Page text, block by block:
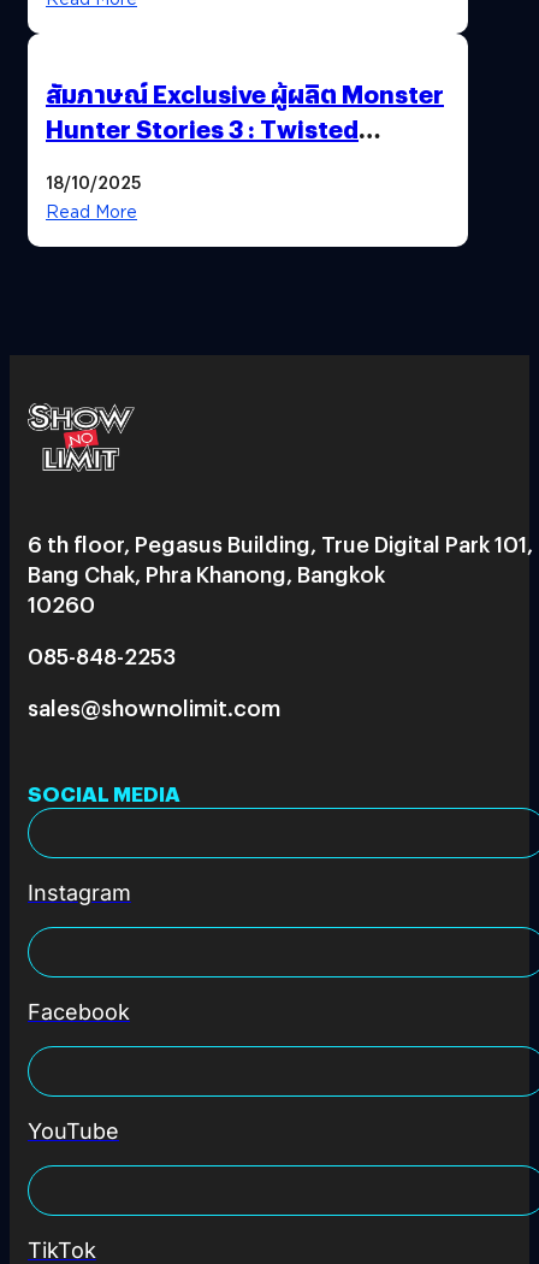
สัมภาษณ์ Exclusive ผู้ผลิต Monster
Hunter Stories 3 : Twisted
สวยฉ่ำ !
18/10/2025
Read More
6 th floor, Pegasus Building, True Digital Park 101,
Bang Chak, Phra Khanong, Bangkok
10260
085-848-2253
sales@shownolimit.com
SOCIAL MEDIA
Instagram
Facebook
YouTube
TikTok